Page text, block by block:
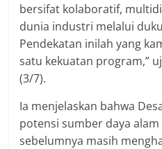
bersifat kolaboratif,
dunia industri melalui
Pendekatan inilah yang
satu kekuatan program,”
(3/7).
Ia menjelaskan bahwa
potensi sumber daya
sebelumnya masih